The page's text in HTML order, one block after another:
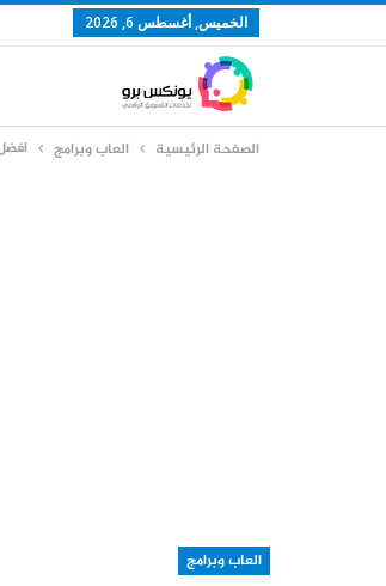
الخميس, أغسطس 6, 2026
الصفحة الرئيسية العاب وبرامج
العاب وبرامج